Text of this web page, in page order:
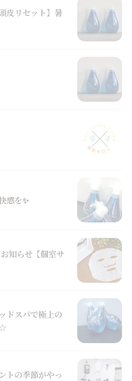
皮リセット】暑
感を✨
知らせ【個室サ
ドスパで極上の
トの季節がやっ